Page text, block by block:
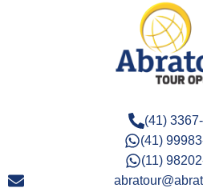
(41)
(41)
(11)